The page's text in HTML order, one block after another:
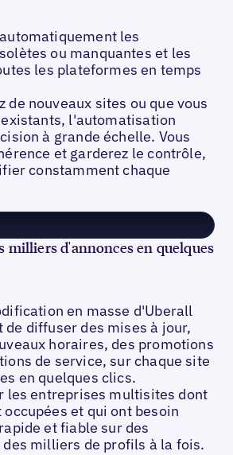
les
ou manquantes et les
les plateformes en temps
de nouveaux sites ou que vous
l'automatisation
à grande échelle. Vous
et garderez le contrôle,
constamment chaque
milliers d'annonces en quelques
en masse d'Uberall
diffuser des mises à jour,
horaires, des promotions
de service, sur chaque site
en quelques clics.
les entreprises multisites dont
et qui ont besoin
et fiable sur des
milliers de profils à la fois.